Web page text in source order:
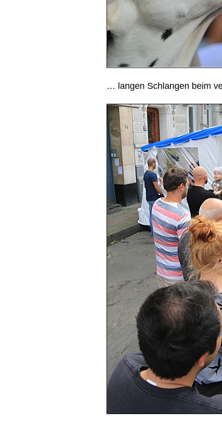
… langen Schlangen beim